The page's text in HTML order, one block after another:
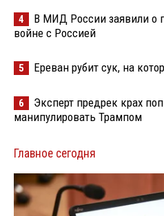
4
В МИД России заявили о
войне с Россией
5 Ереван рубит сук, на
6
Эксперт предрек крах
манипулировать Трампом
Главное сегодня